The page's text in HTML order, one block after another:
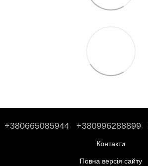
+380665085944 +380996288899
Контакти
Повна версія сайту